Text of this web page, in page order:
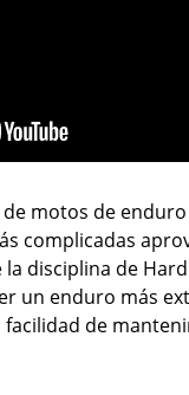
motos de
complicadas
disciplina de
un enduro más
de